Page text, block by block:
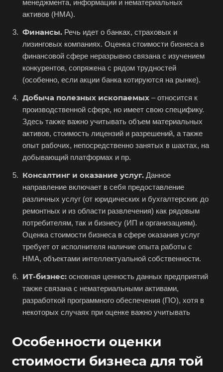
менеджмента, информации и нематериальных
активов (НМА).
Финансы. Речь идет о банках, страховых и
лизинговых компаниях. Оценка стоимости бизнеса в
финансовой сфере неразрывно связана с изучением
конкурентов, сопряжена с рядом трудностей
(особенно, если акции банка котируются на рынке).
Добыча полезных ископаемых – относится к
производственной сфере, но имеет свою специфику.
Здесь также важно учитывать объем материальных
активов, стоимость лицензий и разрешений, а также
опыт рабочих, непосредственно занятых в шахтах, на
добывающий платформах и пр.
Консалтинг и оказание услуг. Данное
направление включает в себя предоставление
различных услуг (от юридических и бухгалтерских до
ремонтных и из области развлечения) как рядовым
потребителям, так и бизнесу (ИП и организациям).
Оценка стоимости бизнеса в сфере оказания услуг
требует от исполнителя наличие опыта работы с
НМА, объектами интеллектуальной собственности.
ИТ-бизнес: основная ценность данных предприятий
также связана с нематериальными активами,
разработкой программного обеспечения (ПО), хотя в
некоторых случаях при оценке важно учитывать
Особенности оценки
стоимости бизнеса для той
Ачинск
Баймак
Балабаново
Балаково
Балашиха
Балашов
Барабинск
Барнаул
Батайск
Бахчисарай
Белая Калитва
Белебей
Белово
Белогорск
Белорецк
Белореченск
Белоярский
Бердск
Бийск